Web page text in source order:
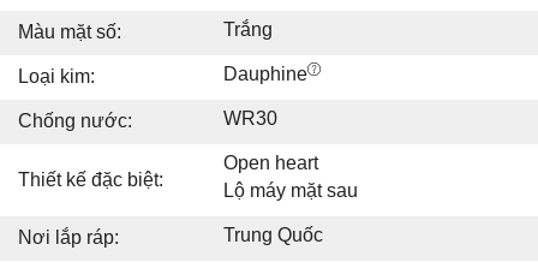
Màu mặt số: Trắng
Loại kim: Dauphine
Chống nước: WR30
Thiết kế đặc biệt:
Open heart
Lộ máy mặt sau
Nơi lắp ráp: Trung Quốc